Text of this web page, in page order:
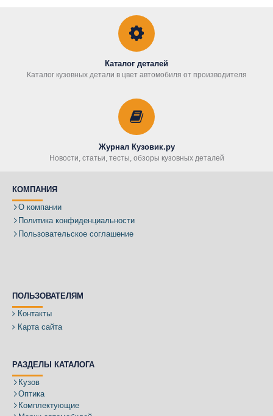
Каталог деталей
Каталог кузовных детали в цвет автомобиля от производителя
Журнал Кузовик.ру
Новости, статьи, тесты, обзоры кузовных деталей
КОМПАНИЯ
О компании
Политика конфиденциальности
Пользовательское соглашение
ПОЛЬЗОВАТЕЛЯМ
Контакты
Карта сайта
РАЗДЕЛЫ КАТАЛОГА
Кузов
Оптика
Комплектующие